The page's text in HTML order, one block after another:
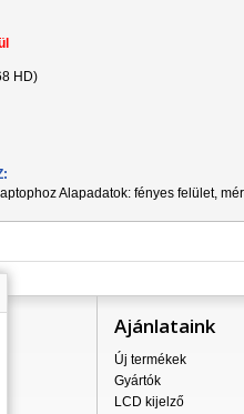
HD)
laptophoz Alapadatok: fényes felület,
Ajánlataink
Új termékek
Gyártók
LCD kijelző